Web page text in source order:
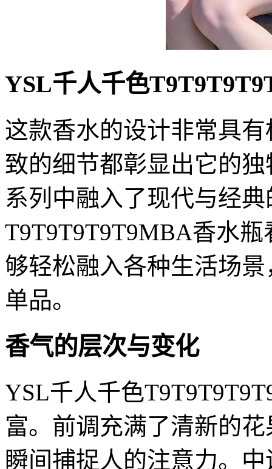
YSL千人千色
这款香水的设计非常具
致的细节都彰显出它的
系列中融入了现代与经
T9T9T9T9T9MBA香水
够轻松融入各种生活场
单品。
香气的层次与变化
YSL千人千色
富。前调充满了清新的
瞬间捕捉人的注意力。